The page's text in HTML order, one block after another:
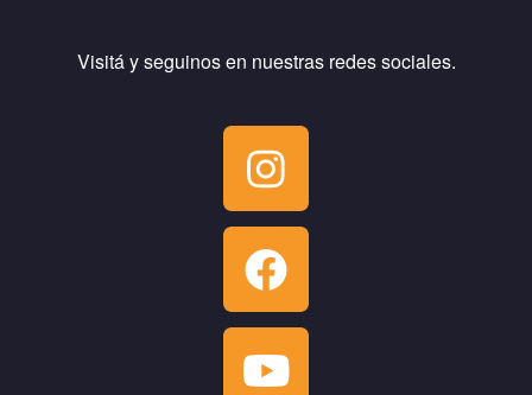
Visitá y seguinos en nuestras redes sociales.